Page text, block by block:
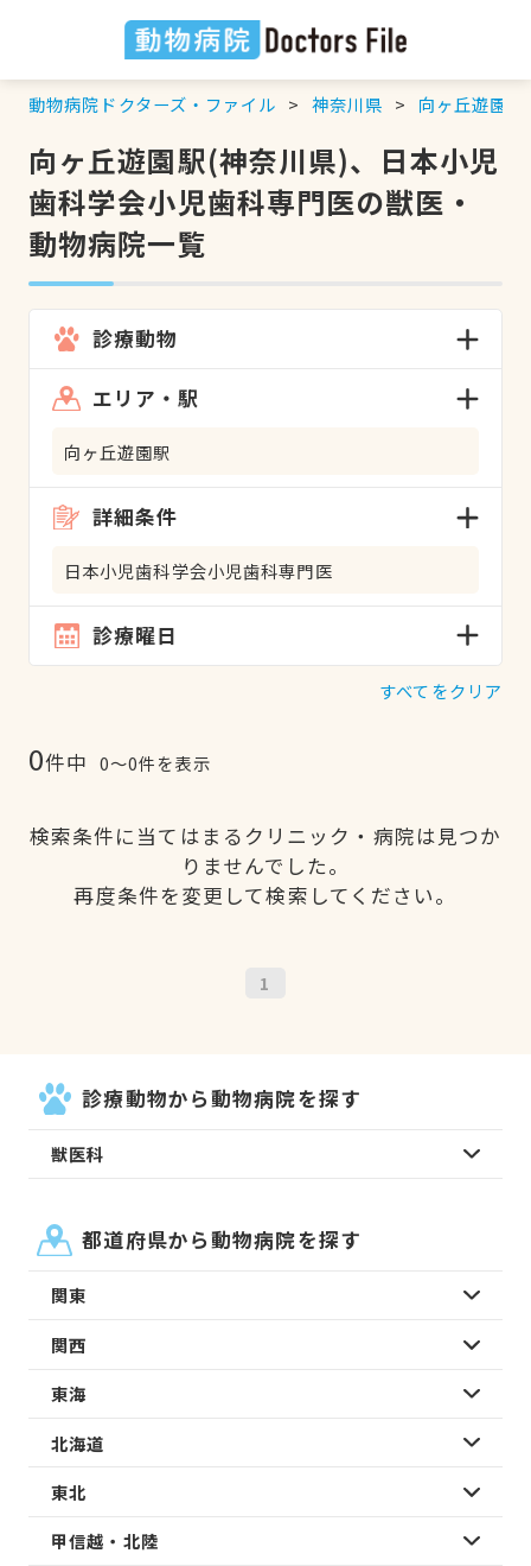
動物病院ドクターズ・ファイル 神奈川県 向ヶ丘遊園駅
向ヶ丘遊園駅(神奈川県)、日本小児
歯科学会小児歯科専門医の獣医・
動物病院一覧
診療動物
エリア・駅
向ヶ丘遊園駅
詳細条件
日本小児歯科学会小児歯科専門医
診療曜日
すべてをクリア
0件中 0〜0件を表示
検索条件に当てはまるクリニック・病院は見つか
りませんでした。
再度条件を変更して検索してください。
1
診療動物から動物病院を探す
獣医科
都道府県から動物病院を探す
関東
関西
東海
北海道
東北
甲信越・北陸